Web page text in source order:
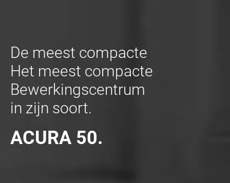
De meest compacte
Het meest compacte
Bewerkingscentrum
in zijn soort.
ACURA 50.